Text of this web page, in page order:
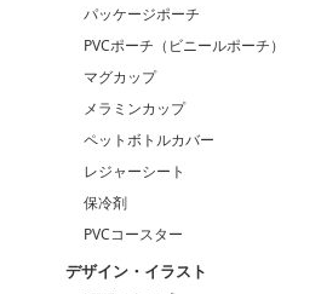
パッケージポーチ
PVCポーチ（ビニールポーチ）
マグカップ
メラミンカップ
ペットボトルカバー
レジャーシート
保冷剤
PVCコースター
デザイン・イラスト